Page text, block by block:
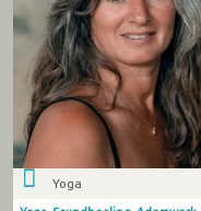
Yoga